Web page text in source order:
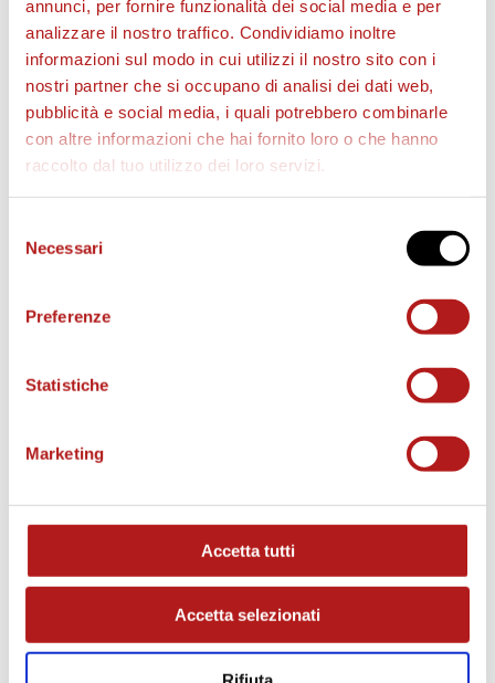
annunci, per fornire funzionalità dei social media e per
analizzare il nostro traffico. Condividiamo inoltre
informazioni sul modo in cui utilizzi il nostro sito con i
nostri partner che si occupano di analisi dei dati web,
pubblicità e social media, i quali potrebbero combinarle
con altre informazioni che hai fornito loro o che hanno
raccolto dal tuo utilizzo dei loro servizi.
delNecessari
Preferenze
Statistiche
Marketing
Accetta tutti
Accetta selezionati
numero di cellulare e mail personale. Le richieste
tardive o prive dei documenti necessari non
potranno essere accettate.
Per ulteriori info sugli altri settori del Penzo e
sullo Stadio visitarewww.veneziafc.it
STAGIONE 2026/27